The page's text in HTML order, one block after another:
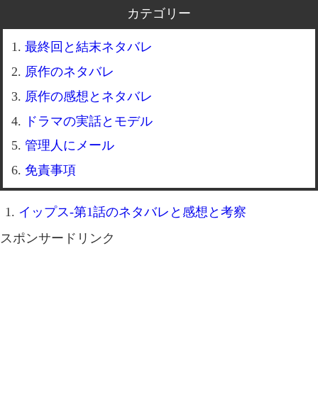
カテゴリー
最終回と結末ネタバレ
原作のネタバレ
原作の感想とネタバレ
ドラマの実話とモデル
管理人にメール
免責事項
イップス-第1話のネタバレと感想と考察
スポンサードリンク